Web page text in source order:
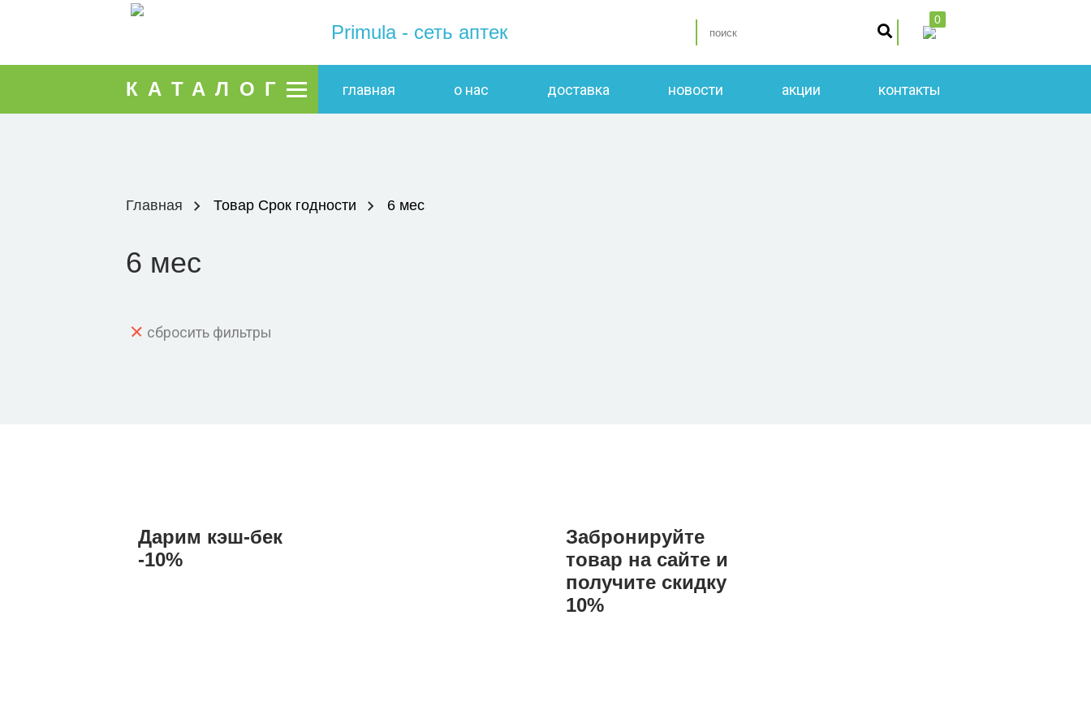
Primula - сеть аптек
0
КАТАЛОГ главная о нас доставка новости акции контакты
Главная Товар Срок годности 6 мес
6 мес
сбросить фильтры
Дарим кэш-бек
-10%
Забронируйте
товар на сайте и
получите скидку
10%